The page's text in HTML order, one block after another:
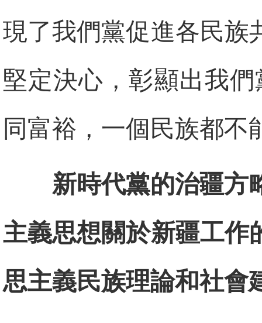
現了我們黨促進各民族
堅定決心，彰顯出我
同富裕，一個民族都不
新時代黨的治疆方
主義思想關於新疆工作
思主義民族理論和社會